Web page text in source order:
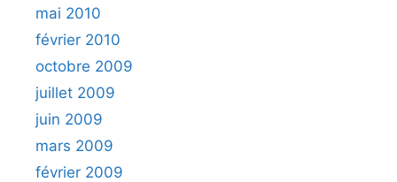
mai 2010
février 2010
octobre 2009
juillet 2009
juin 2009
mars 2009
février 2009